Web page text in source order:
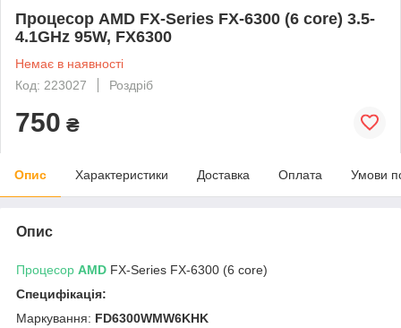
Процесор AMD FX-Series FX-6300 (6 core) 3.5-
4.1GHz 95W, FX6300
Немає в наявності
Код: 223027
Роздріб
750 ₴
Опис Характеристики Доставка Оплата Умови
Опис
Процесор AMD FX-Series FX-6300 (6 core)
Специфікація:
Маркування: FD6300WMW6KHK